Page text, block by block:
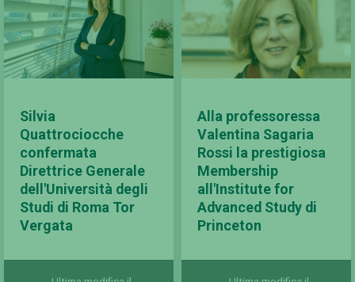
Silvia
Quattrociocche
confermata
Direttrice Generale
dell'Università degli
Studi di Roma Tor
Vergata
Alla professoressa
Valentina Sagaria
Rossi la prestigiosa
Membership
all'Institute for
Advanced Study di
Princeton